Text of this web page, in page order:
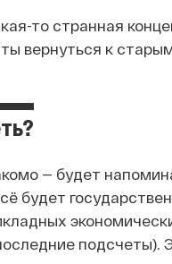
то странная
вернуться к
— будет
будет
подсчеты).